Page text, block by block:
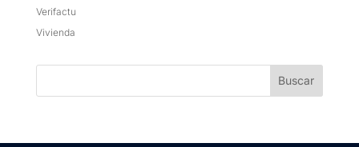
Verifactu
Vivienda